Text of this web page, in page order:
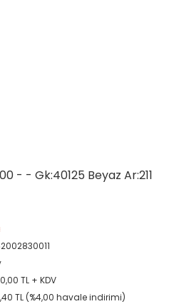
- - Gk:40125 Beyaz Ar:211
TL + KDV
TL (%4,00 havale indirimi)